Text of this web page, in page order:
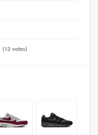
(13 votes)